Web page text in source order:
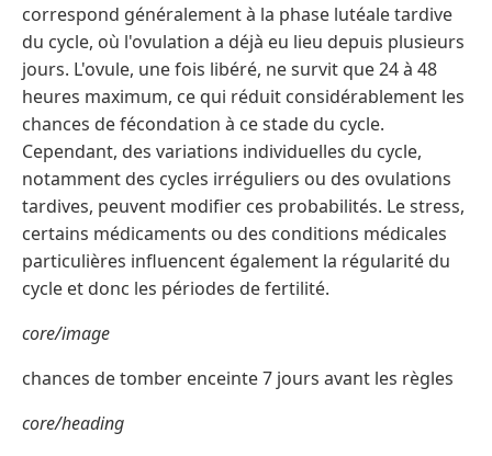
correspond généralement à la phase lutéale tardive
du cycle, où l'ovulation a déjà eu lieu depuis plusieurs
jours. L'ovule, une fois libéré, ne survit que 24 à 48
heures maximum, ce qui réduit considérablement les
chances de fécondation à ce stade du cycle.
Cependant, des variations individuelles du cycle,
notamment des cycles irréguliers ou des ovulations
tardives, peuvent modifier ces probabilités. Le stress,
certains médicaments ou des conditions médicales
particulières influencent également la régularité du
cycle et donc les périodes de fertilité.
core/image
chances de tomber enceinte 7 jours avant les règles
core/heading